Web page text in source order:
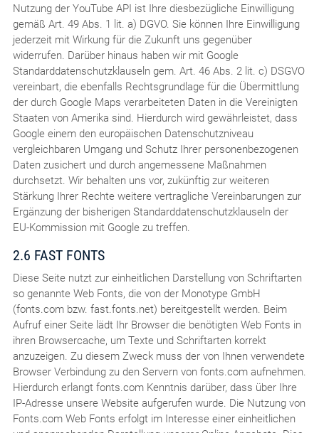
Nutzung der YouTube API ist Ihre diesbezügliche Einwilligung
gemäß Art. 49 Abs. 1 lit. a) DGVO. Sie können Ihre Einwilligung
jederzeit mit Wirkung für die Zukunft uns gegenüber
widerrufen. Darüber hinaus haben wir mit Google
Standarddatenschutzklauseln gem. Art. 46 Abs. 2 lit. c) DSGVO
vereinbart, die ebenfalls Rechtsgrundlage für die Übermittlung
der durch Google Maps verarbeiteten Daten in die Vereinigten
Staaten von Amerika sind. Hierdurch wird gewährleistet, dass
Google einem den europäischen Datenschutzniveau
vergleichbaren Umgang und Schutz Ihrer personenbezogenen
Daten zusichert und durch angemessene Maßnahmen
durchsetzt. Wir behalten uns vor, zukünftig zur weiteren
Stärkung Ihrer Rechte weitere vertragliche Vereinbarungen zur
Ergänzung der bisherigen Standarddatenschutzklauseln der
EU-Kommission mit Google zu treffen.
2.6 FAST FONTS
Diese Seite nutzt zur einheitlichen Darstellung von Schriftarten
so genannte Web Fonts, die von der Monotype GmbH
(fonts.com bzw. fast.fonts.net) bereitgestellt werden. Beim
Aufruf einer Seite lädt Ihr Browser die benötigten Web Fonts in
ihren Browsercache, um Texte und Schriftarten korrekt
anzuzeigen. Zu diesem Zweck muss der von Ihnen verwendete
Browser Verbindung zu den Servern von fonts.com aufnehmen.
Hierdurch erlangt fonts.com Kenntnis darüber, dass über Ihre
IP-Adresse unsere Website aufgerufen wurde. Die Nutzung von
Fonts.com Web Fonts erfolgt im Interesse einer einheitlichen